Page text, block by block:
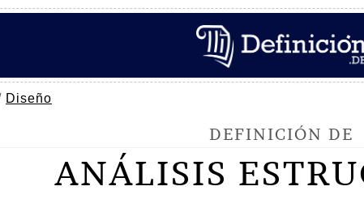
Diseño
DEFINICIÓN DE
ANÁLISIS